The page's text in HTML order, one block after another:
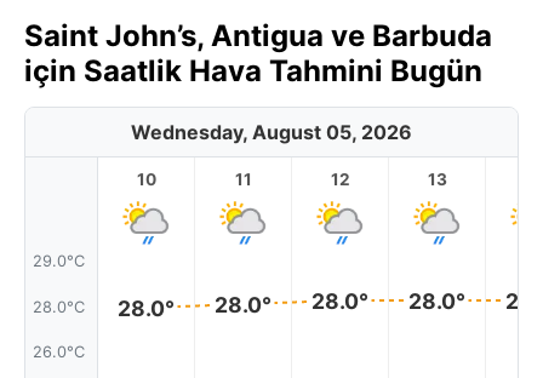
Saint John’s, Antigua ve Barbuda
için Saatlik Hava Tahmini Bugün
Wednesday, August 05, 2026
29.0°C
28.0°C
26.0°C
10
28.0°
11
28.0°
12
28.0°
13
28.0°